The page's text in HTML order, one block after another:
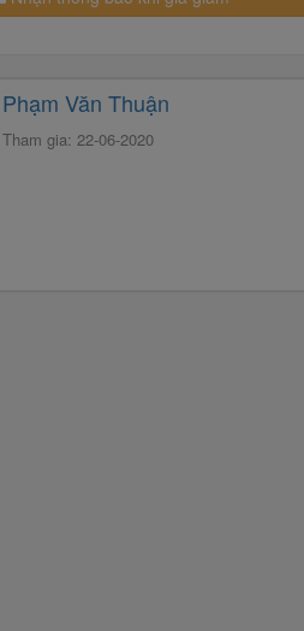
Phạm Văn Thuận
Tham gia: 22-06-2020